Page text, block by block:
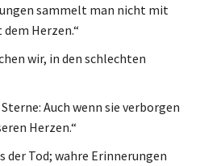
sammelt man nicht mit
Herzen.“
wir, in den schlechten
Auch wenn sie verborgen
Herzen.“
der Tod; wahre Erinnerungen